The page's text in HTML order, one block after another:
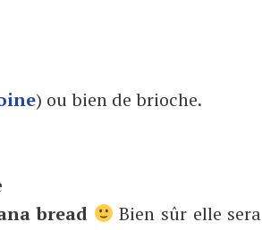
) ou bien de brioche.
bread
Bien sûr elle sera